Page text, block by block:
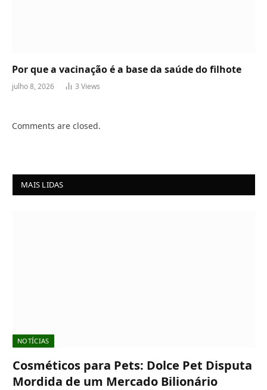
Por que a vacinação é a base da saúde do filhote
julho 8, 2026 3 Views
Comments are closed.
MAIS LIDAS
NOTÍCIAS
Cosméticos para Pets: Dolce Pet Disputa
Mordida de um Mercado Bilionário